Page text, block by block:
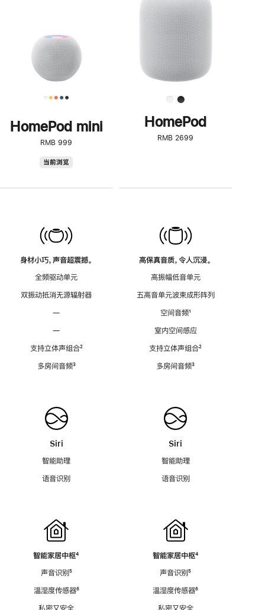
HomePod mini
RMB 999
当前浏览
身材小巧，声音超震撼。
全频驱动单元
双振动抵消无源辐射器
—
—
支持立体声组合脚
²
多房间音频脚
³
Siri
智能助理
语音识别
智能家居中枢脚
⁴
声音识别脚
⁵
温湿度传感器脚
⁶
私密又安全
了
解
HomePod<
HomePod
RMB 2699
高保真音质，令人沉浸。
高振幅低音单元
五高音单元波束成形阵列
空间音频脚
¹
室内空间感应
支持立体声组合脚
²
多房间音频脚
³
Siri
智能助理
语音识别
智能家居中枢脚
⁴
声音识别脚
⁵
温湿度传感器脚
⁶
私密又安全